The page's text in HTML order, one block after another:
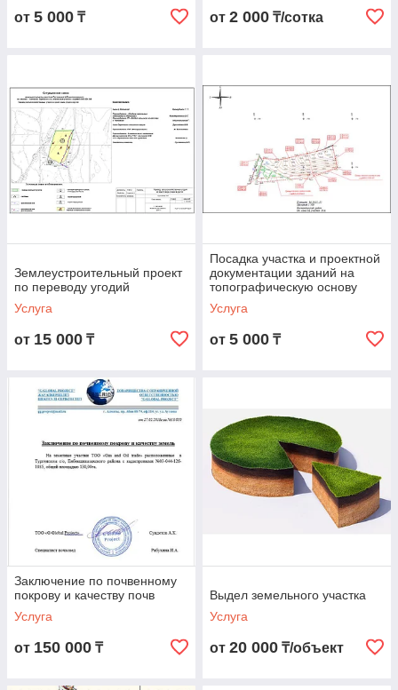
от 5 000 ₸ от 2 000 ₸/сотка
Землеустроительный проект
по переводу угодий
Услуга
от 15 000 ₸
Посадка участка и проектной
документации зданий на
топографическую основу
Услуга
от 5 000 ₸
Заключение по почвенному
покрову и качеству почв
Услуга
от 150 000 ₸
Выдел земельного участка
Услуга
от 20 000 ₸/объект